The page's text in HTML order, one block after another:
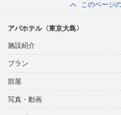
このページ
アパホテル〈東京大島〉
施設紹介
プラン
部屋
写真・動画